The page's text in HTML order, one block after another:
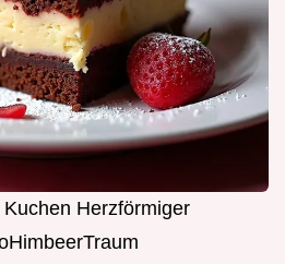
Herzförmiger